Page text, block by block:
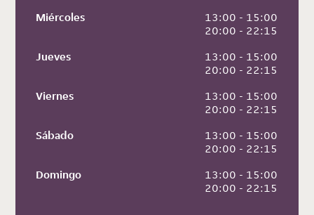
Miércoles
13:00 - 15:00
20:00 - 22:15
Jueves
13:00 - 15:00
20:00 - 22:15
Viernes
13:00 - 15:00
20:00 - 22:15
Sábado
13:00 - 15:00
20:00 - 22:15
Domingo
13:00 - 15:00
20:00 - 22:15